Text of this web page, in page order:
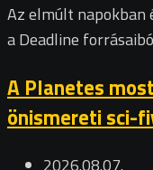
Az elmúlt napokban
a Deadline
A Planetes
önismereti sci-
2026.08.07.